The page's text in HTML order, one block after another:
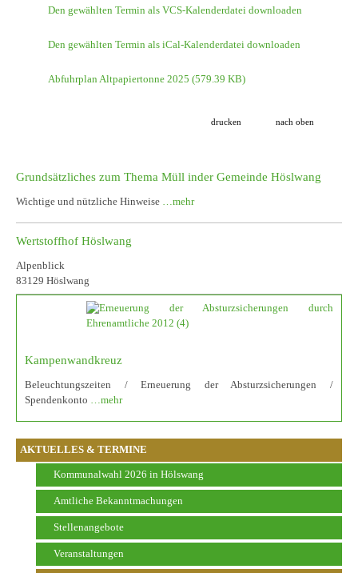
AKTUELLES & TERMINE
Kommunalwahl 2026 in Hölswang
Amtliche Bekanntmachungen
Stellenangebote
Veranstaltungen
Den gewählten Termin als VCS-Kalenderdatei downloaden
Den gewählten Termin als iCal-Kalenderdatei downloaden
Abfuhrplan Altpapiertonne 2025 (579.39 KB)
drucken nach oben
Grundsätzliches zum Thema Müll inder Gemeinde Höslwang
Wichtige und nützliche Hinweise …mehr
Wertstoffhof Höslwang
Alpenblick
83129 Höslwang
Kampenwandkreuz
Beleuchtungszeiten / Erneuerung der Absturzsicherungen /
Spendenkonto …mehr